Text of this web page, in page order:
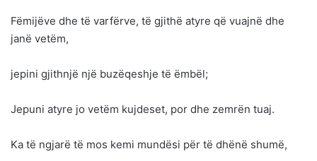
Fëmijëve dhe të varfërve, të gjithë atyre që vuajnë dhe
janë vetëm,
jepini gjithnjë një buzëqeshje të ëmbël;
Jepuni atyre jo vetëm kujdeset, por dhe zemrën tuaj.
Ka të ngjarë të mos kemi mundësi për të dhënë shumë,